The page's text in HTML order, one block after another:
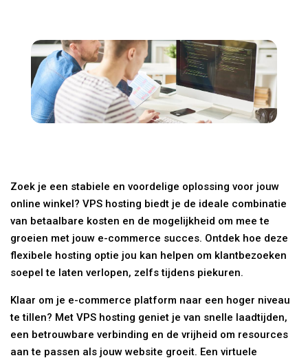
Zoek je een stabiele en voordelige oplossing voor jouw
online winkel? VPS hosting biedt je de ideale combinatie
van betaalbare kosten en de mogelijkheid om mee te
groeien met jouw e-commerce succes. Ontdek hoe deze
flexibele hosting optie jou kan helpen om klantbezoeken
soepel te laten verlopen, zelfs tijdens piekuren.
Klaar om je e-commerce platform naar een hoger niveau
te tillen? Met VPS hosting geniet je van snelle laadtijden,
een betrouwbare verbinding en de vrijheid om resources
aan te passen als jouw website groeit. Een virtuele